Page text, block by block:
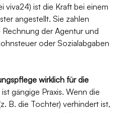
viva24) ist die Kraft bei einem
angestellt. Sie zahlen
der Agentur und
oder Sozialabgaben
wirklich für die
gängige Praxis. Wenn die
B. die Tochter) verhindert ist,